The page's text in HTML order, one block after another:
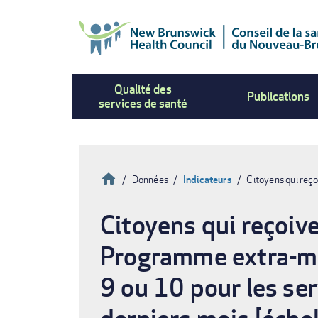
Qualité des
services de santé
Publications
Fil
d'Ariane
Accueil
Données Indicateurs Citoyens qui
Citoyens qui
Programme extra-
9 ou 10 pour les